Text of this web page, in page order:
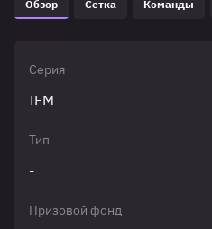
Обзор Сетка Команды
Серия
IEM
Тип
-
Призовой фонд